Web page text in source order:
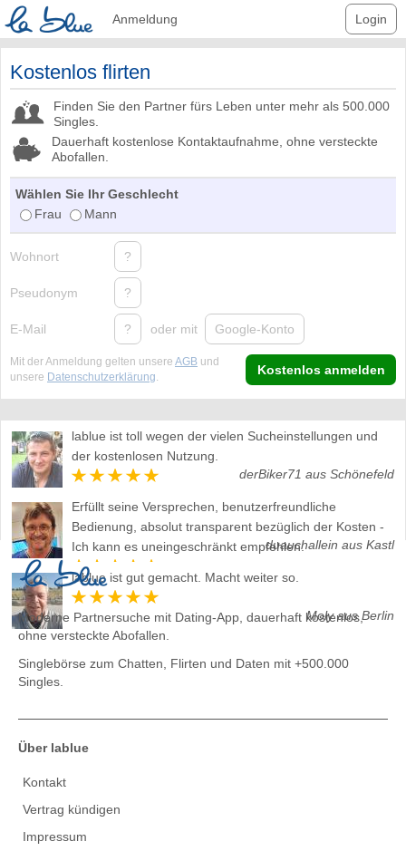
Anmeldung Login
Kostenlos flirten
Finden Sie den Partner fürs Leben unter mehr als 500.000
Singles.
Dauerhaft kostenlose Kontaktaufnahme, ohne versteckte
Abofallen.
Wählen Sie Ihr Geschlecht
Frau
Mann
Wohnort ?
Pseudonym ?
E-Mail ? oder mit Google-Konto
Mit der Anmeldung gelten unsere AGB und
unsere Datenschutzerklärung. Kostenlos anmelden
lablue ist toll wegen der vielen Sucheinstellungen und
der kostenlosen Nutzung.
derBiker71 aus Schönefeld
Erfüllt seine Versprechen, benutzerfreundliche
Bedienung, absolut transparent bezüglich der Kosten -
Ich kann es uneingeschränkt empfehlen.duauchallein aus Kastl
lablue ist gut gemacht. Macht weiter so.
Moly aus Berlin
Moderne Partnersuche mit Dating-App, dauerhaft kostenlos,
ohne versteckte Abofallen.
Singlebörse zum Chatten, Flirten und Daten mit +500.000
Singles.
Über lablue
Kontakt
Vertrag kündigen
Impressum